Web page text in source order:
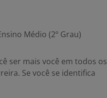
Médio (2º Grau)
ser mais você em todos os
Se você se identifica